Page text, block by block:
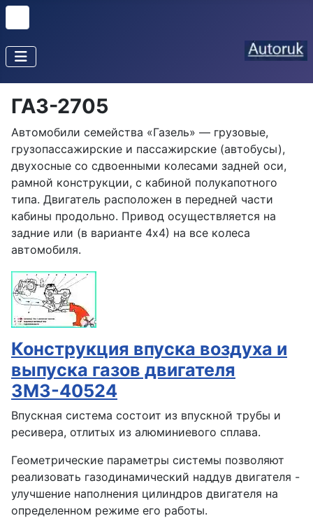
ГАЗ-2705
Автомобили семейства «Газель» — грузовые,
грузопассажирские и пассажирские (автобусы),
двухосные со сдвоенными колесами задней оси,
рамной конструкции, с кабиной полукапотного
типа. Двигатель расположен в передней части
кабины продольно. Привод осуществляется на
задние или (в варианте 4х4) на все колеса
автомобиля.
Конструкция впуска воздуха и
выпуска газов двигателя
ЗМЗ-40524
Впускная система состоит из впускной трубы и
ресивера, отлитых из алюминиевого сплава.
Геометрические параметры системы позволяют
реализовать газодинамический наддув двигателя -
улучшение наполнения цилиндров двигателя на
определенном режиме его работы.